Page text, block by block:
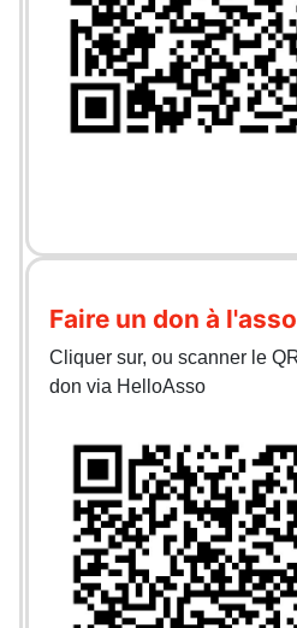
Faire un don à
Cliquer sur, ou scanner le
don via HelloAsso